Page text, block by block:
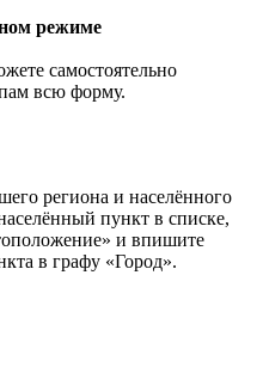
режиме
самостоятельно
всю форму.
региона и населённого
пункт в списке,
и впишите
в графу «Город».